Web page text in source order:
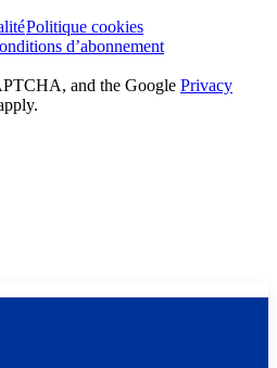
Politique cookies
d’abonnement
and the Google Privacy